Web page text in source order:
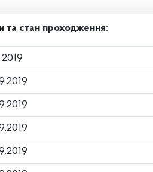
та стан проходження: